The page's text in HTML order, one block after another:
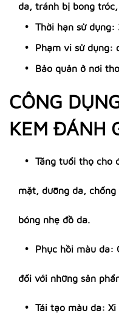
da, tránh bị bong
Thời hạn sử dụng:
Phạm vi sử dụng:
Bảo quản ở nơi
CÔNG
KEM ĐÁNH
Tăng tuổi thọ cho
mặt, dưỡng da,
bóng nhẹ đồ da.
Phục hồi màu da:
đối với những sản
Tái tạo màu da: